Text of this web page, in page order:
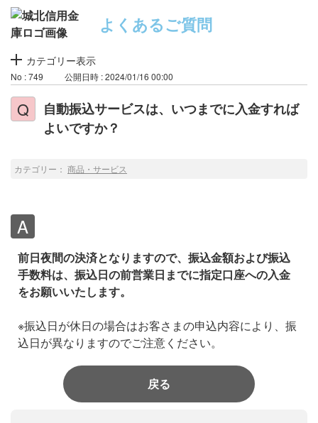
よくあるご質問
カテゴリー表示
No : 749 公開日時 : 2024/01/16 00:00
自動振込サービスは、いつまでに入金すれば
よいですか？
カテゴリー： 商品・サービス
前日夜間の決済となりますので、振込金額および振込
手数料は、振込日の前営業日までに指定口座への入金
をお願いいたします。
※振込日が休日の場合はお客さまの申込内容により、振
込日が異なりますのでご注意ください。
戻る